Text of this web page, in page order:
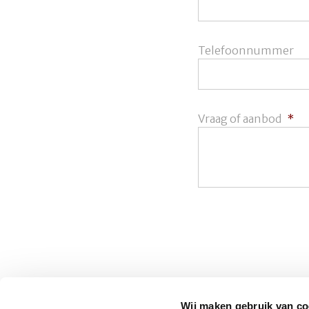
Wij maken gebruik van
Telefoonnummer
Vraag of aanbod *